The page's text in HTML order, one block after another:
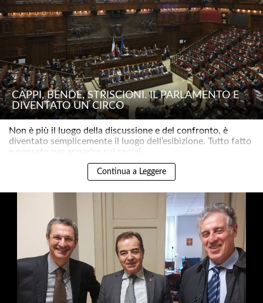
CAPPI, BENDE, STRISCIONI. IL PARLAMENTO È
DIVENTATO UN CIRCO
Non è più il luogo della discussione e del confronto, è
diventato semplicemente il luogo dell’esibizione. Tutto fatto
e pensato per apparire sui social..
Continua a Leggere